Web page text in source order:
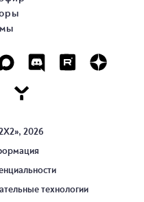
2026
технологии